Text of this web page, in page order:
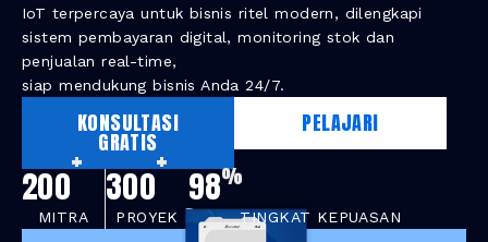
IoT terpercaya untuk bisnis ritel modern, dilengkapi
sistem pembayaran digital, monitoring stok dan
penjualan real-time,
siap mendukung bisnis Anda 24/7.
KONSULTASI
GRATIS
PELAJARI
200
+
MITRA
300
+
PROYEK
98%
TINGKAT KEPUASAN